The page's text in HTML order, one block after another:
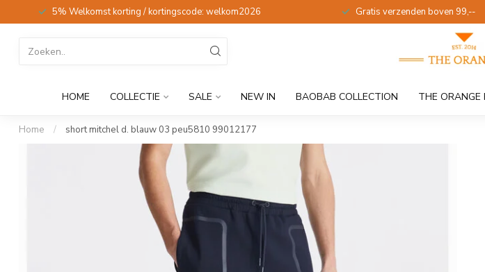
5% Welkomst korting / kortingscode: welkom2026 Gratis verzenden boven 99,--
HOME COLLECTIE SALE NEW IN BAOBAB COLLECTION THE ORANGE
Home / short mitchel d. blauw 03 peu5810 99012177